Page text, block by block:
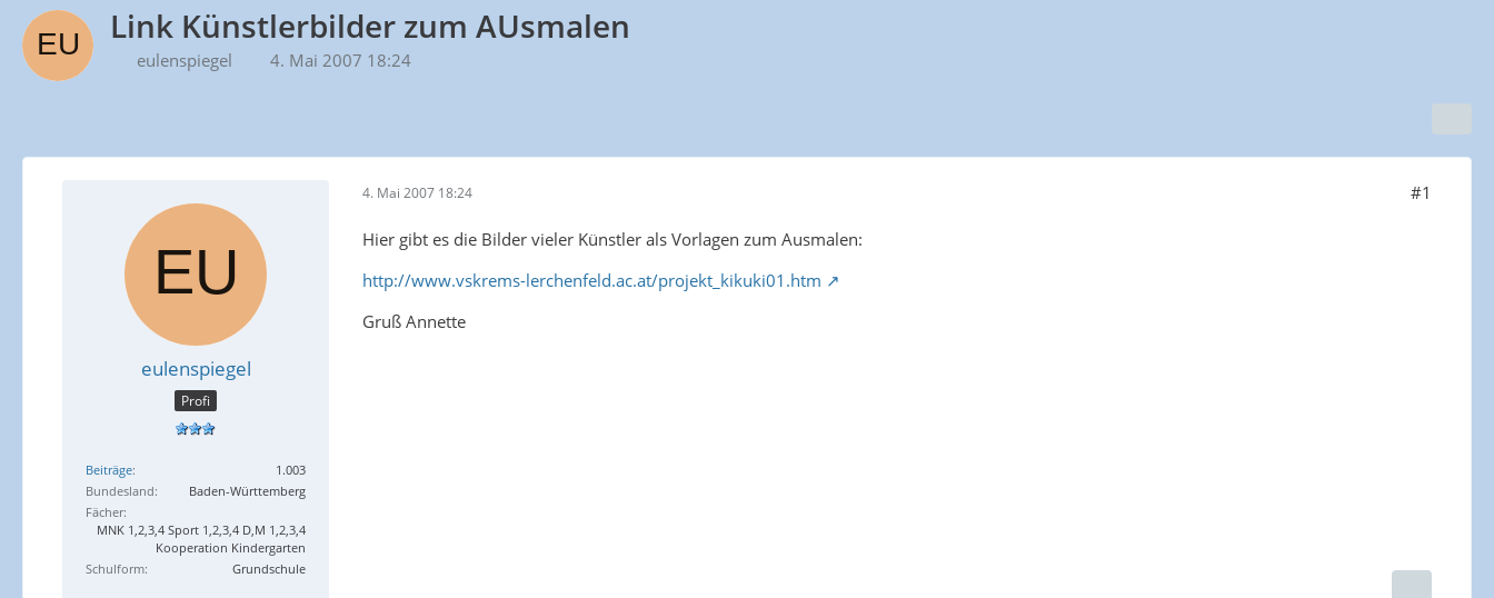
Link Künstlerbilder zum AUsmalen
eulenspiegel 4. Mai 2007 18:24
eulenspiegel
Profi
Beiträge
1.003
Bundesland
Baden-Württemberg
Fächer
MNK 1,2,3,4 Sport 1,2,3,4 D,M 1,2,3,4
Kooperation Kindergarten
Schulform
Grundschule
4. Mai 2007 18:24 #1
Hier gibt es die Bilder vieler Künstler als Vorlagen zum Ausmalen:
http://www.vskrems-lerchenfeld.ac.at/projekt_kikuki01.htm
Gruß Annette